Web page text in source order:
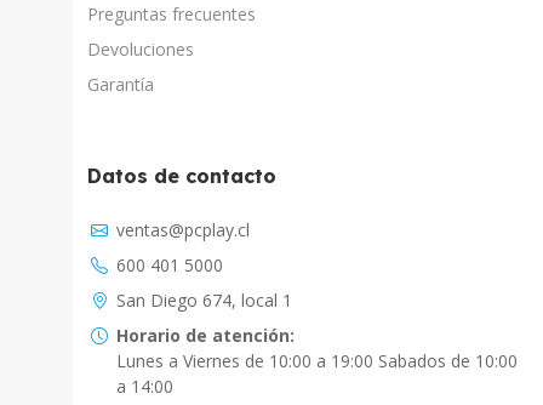
Preguntas frecuentes
Devoluciones
Garantía
Datos de contacto
ventas@pcplay.cl
600 401 5000
San Diego 674, local 1
Horario de atención:
Lunes a Viernes de 10:00 a 19:00 Sabados de 10:00
a 14:00
Chat con IA
PcPlay Santiago / Web
Hola soy Freddy, en que puedo ayudarte...
PcPlay Santiago / Tienda